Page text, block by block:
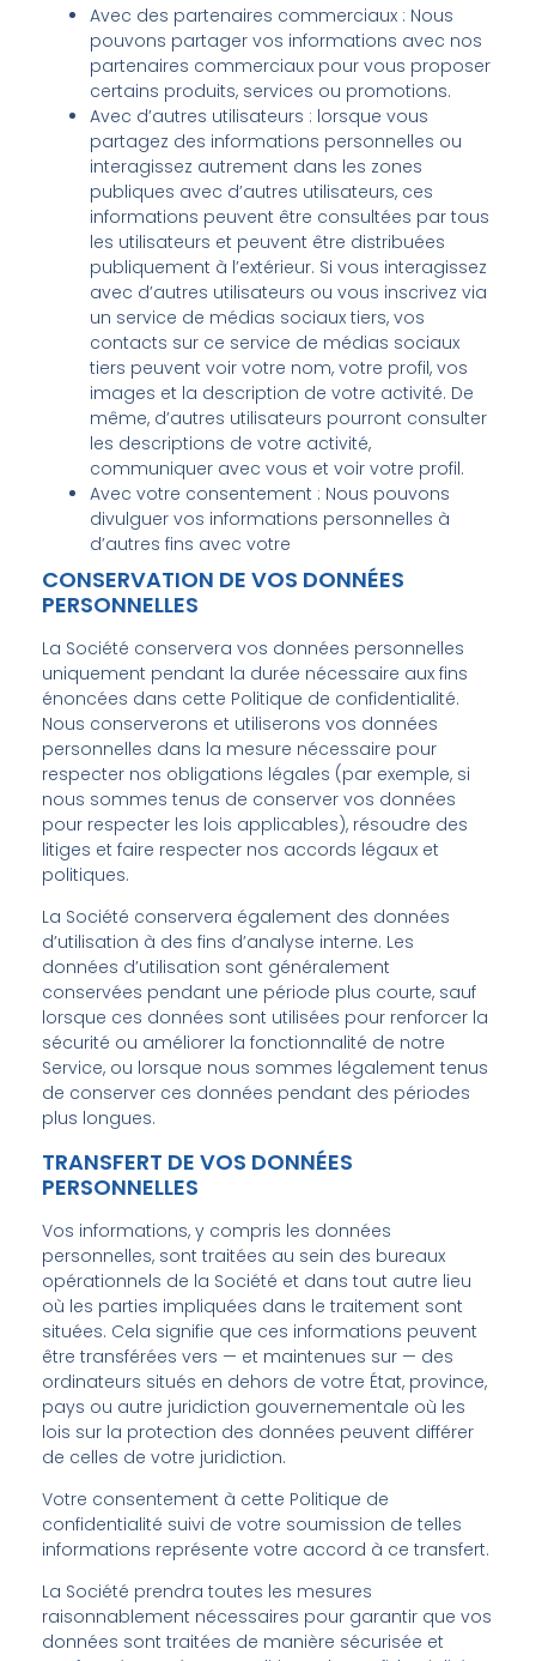
Avec des partenaires commerciaux : Nous
pouvons partager vos informations avec nos
partenaires commerciaux pour vous proposer
certains produits, services ou promotions.
Avec d’autres utilisateurs : lorsque vous
partagez des informations personnelles ou
interagissez autrement dans les zones
publiques avec d’autres utilisateurs, ces
informations peuvent être consultées par tous
les utilisateurs et peuvent être distribuées
publiquement à l’extérieur. Si vous interagissez
avec d’autres utilisateurs ou vous inscrivez via
un service de médias sociaux tiers, vos
contacts sur ce service de médias sociaux
tiers peuvent voir votre nom, votre profil, vos
images et la description de votre activité. De
même, d’autres utilisateurs pourront consulter
les descriptions de votre activité,
communiquer avec vous et voir votre profil.
Avec votre consentement : Nous pouvons
divulguer vos informations personnelles à
d’autres fins avec votre
CONSERVATION DE VOS DONNÉES
PERSONNELLES
La Société conservera vos données personnelles
uniquement pendant la durée nécessaire aux fins
énoncées dans cette Politique de confidentialité.
Nous conserverons et utiliserons vos données
personnelles dans la mesure nécessaire pour
respecter nos obligations légales (par exemple, si
nous sommes tenus de conserver vos données
pour respecter les lois applicables), résoudre des
litiges et faire respecter nos accords légaux et
politiques.
La Société conservera également des données
d’utilisation à des fins d’analyse interne. Les
données d’utilisation sont généralement
conservées pendant une période plus courte, sauf
lorsque ces données sont utilisées pour renforcer la
sécurité ou améliorer la fonctionnalité de notre
Service, ou lorsque nous sommes légalement tenus
de conserver ces données pendant des périodes
plus longues.
TRANSFERT DE VOS DONNÉES
PERSONNELLES
Vos informations, y compris les données
personnelles, sont traitées au sein des bureaux
opérationnels de la Société et dans tout autre lieu
où les parties impliquées dans le traitement sont
situées. Cela signifie que ces informations peuvent
être transférées vers — et maintenues sur — des
ordinateurs situés en dehors de votre État, province,
pays ou autre juridiction gouvernementale où les
lois sur la protection des données peuvent différer
de celles de votre juridiction.
Votre consentement à cette Politique de
confidentialité suivi de votre soumission de telles
informations représente votre accord à ce transfert.
La Société prendra toutes les mesures
raisonnablement nécessaires pour garantir que vos
données sont traitées de manière sécurisée et